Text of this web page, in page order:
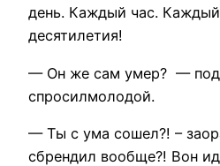
день. Каждый час.
десятилетия!
— Он же сам умер? —
спросилмолодой.
— Ты с ума сошел?! –
сбрендил вообще?! Вон